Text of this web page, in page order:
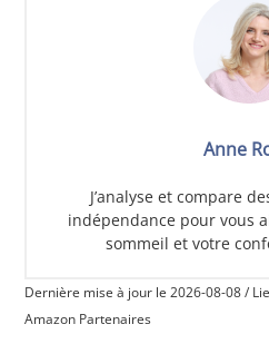
Anne
J’analyse et compare
indépendance pour vous
sommeil et votre
Dernière mise à jour le 2026-08-08 /
Amazon Partenaires